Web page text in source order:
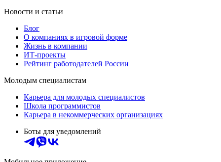
Новости и статьи
Блог
О компаниях в игровой форме
Жизнь в компании
ИТ-проекты
Рейтинг работодателей России
Молодым специалистам
Карьера для молодых специалистов
Школа программистов
Карьера в некоммерческих организациях
Боты для уведомлений